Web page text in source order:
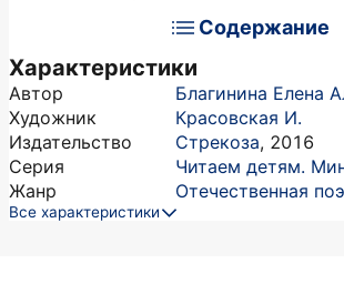
Содержание
Характеристики
Автор
Благинина Елена
Художник
Красовская И.
Издательство
Стрекоза, 2016
Серия
Читаем детям.
Жанр
Отечественная
Все характеристики